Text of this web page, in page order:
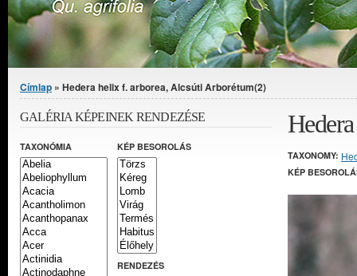
Jelenlegi hely
Címlap » Hedera helix f. arborea, Alcsúti Arborétum(2)
TAXONOMY:
KÉP
GALÉRIA KÉPEINEK RENDEZÉSE
TAXONÓMIA KÉP BESOROLÁS
RENDEZÉS